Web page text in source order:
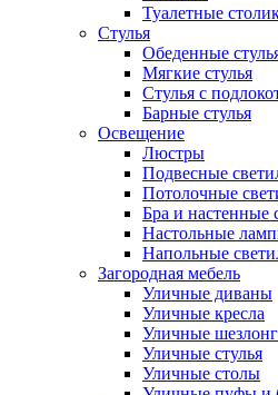
Туалетные
Стулья
Обеденные
Мягкие стулья
Стулья с
Барные стулья
Освещение
Люстры
Подвесные
Потолочные
Бра и настенные
Настольные
Напольные
Загородная мебель
Уличные диваны
Уличные кресла
Уличные
Уличные стулья
Уличные столы